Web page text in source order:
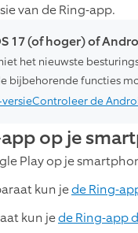
van de Ring-app.
17 (of hoger) of
het nieuwste
bijbehorende functies
Controleer de
op je
Play op je
kun jede Ring-
kun jede Ring-app